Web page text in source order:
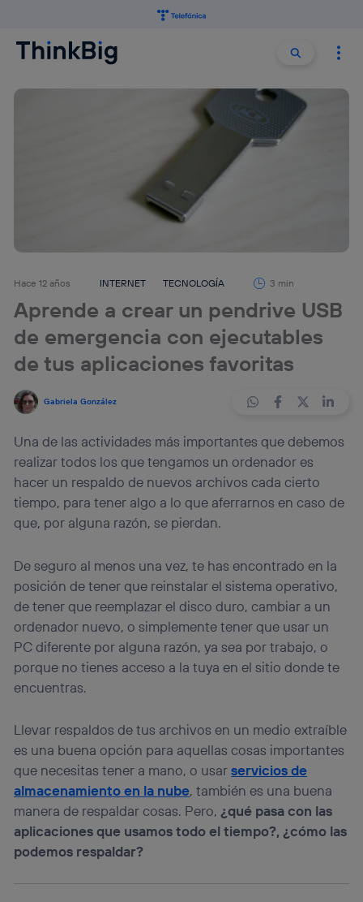
Buscar
Hace 12 años INTERNET TECNOLOGÍA 3 min
Aprende a crear un pendrive USB
de emergencia con ejecutables
de tus aplicaciones favoritas
Gabriela González
Una de las actividades más importantes que debemos
realizar todos los que tengamos un ordenador es
hacer un respaldo de nuevos archivos cada cierto
tiempo, para tener algo a lo que aferrarnos en caso de
que, por alguna razón, se pierdan.
De seguro al menos una vez, te has encontrado en la
posición de tener que reinstalar el sistema operativo,
de tener que reemplazar el disco duro, cambiar a un
ordenador nuevo, o simplemente tener que usar un
PC diferente por alguna razón, ya sea por trabajo, o
porque no tienes acceso a la tuya en el sitio donde te
encuentras.
Llevar respaldos de tus archivos en un medio extraíble
es una buena opción para aquellas cosas importantes
que necesitas tener a mano, o usarservicios de
almacenamiento en la nube, también es una buena
manera de respaldar cosas. Pero, ¿qué pasa con las
aplicaciones que usamos todo el tiempo?, ¿cómo las
podemos respaldar?